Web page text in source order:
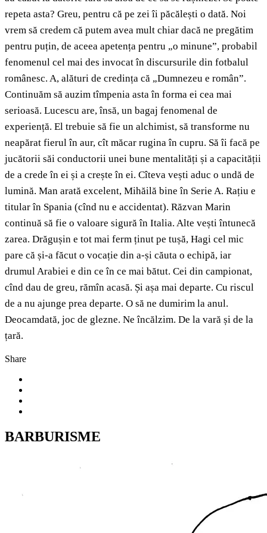
repeta asta? Greu, pentru că pe zei îi păcălești o dată. Noi
vrem să credem că putem avea mult chiar dacă ne pregătim
pentru puțin, de aceea apetența pentru „o minune”, probabil
fenomenul cel mai des invocat în discursurile din fotbalul
românesc. A, alături de credința că „Dumnezeu e român”.
Continuăm să auzim tîmpenia asta în forma ei cea mai
serioasă. Lucescu are, însă, un bagaj fenomenal de
experiență. El trebuie să fie un alchimist, să transforme nu
neapărat fierul în aur, cît măcar rugina în cupru. Să îi facă pe
jucătorii săi conductorii unei bune mentalități și a capacității
de a crede în ei și a crește în ei. Cîteva vești aduc o undă de
lumină. Man arată excelent, Mihăilă bine în Serie A. Rațiu e
titular în Spania (cînd nu e accidentat). Răzvan Marin
continuă să fie o valoare sigură în Italia. Alte vești întunecă
zarea. Drăgușin e tot mai ferm ținut pe tușă, Hagi cel mic
pare că și-a făcut o vocație din a-și căuta o echipă, iar
drumul Arabiei e din ce în ce mai bătut. Cei din campionat,
cînd dau de greu, rămîn acasă. Și așa mai departe. Cu riscul
de a nu ajunge prea departe. O să ne dumirim la anul.
Deocamdată, joc de glezne. Ne încălzim. De la vară și de la
țară.
Share
BARBURISME